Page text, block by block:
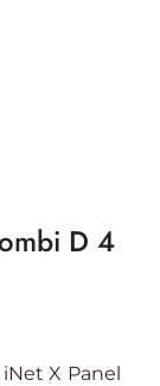
D 4
X Panel